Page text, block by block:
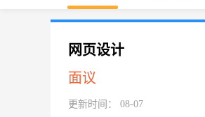
网页设计
面议
更新时间： 08-07